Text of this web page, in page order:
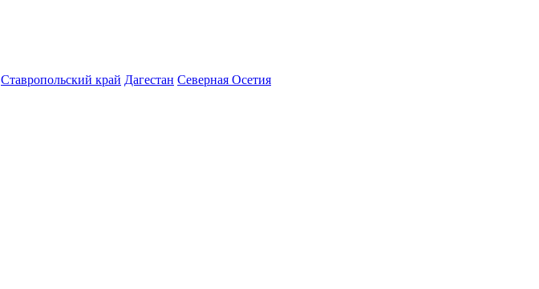
Ставропольский край Дагестан Северная Осетия